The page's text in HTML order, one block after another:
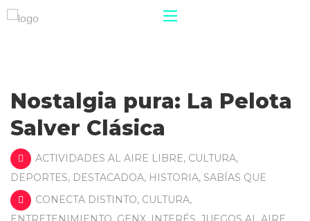
Nostalgia pura: La Pelota
Salver Clásica
ACTIVIDADES AL AIRE LIBRE, CULTURA,
DEPORTES, DESTACADOA, HISTORIA, SABÍAS QUE
CONECTA DISTINTO, CULTURA,